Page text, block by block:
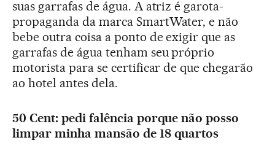
suas garrafas de água. A atriz é garota-
propaganda da marca SmartWater, e não
bebe outra coisa a ponto de exigir que as
garrafas de água tenham seu próprio
motorista para se certificar de que chegarão
ao hotel antes dela.
50 Cent: pedi falência porque não posso
limpar minha mansão de 18 quartos